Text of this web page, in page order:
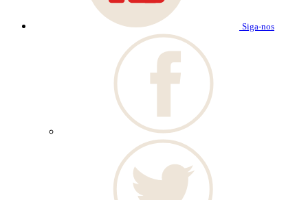
Siga-nos